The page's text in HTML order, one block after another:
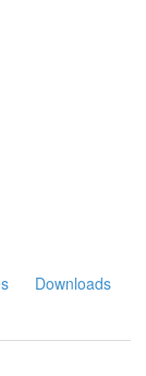
Downloads